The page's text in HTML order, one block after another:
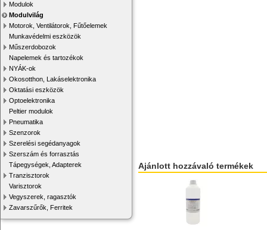
Modulok
Modulvilág
Motorok, Ventilátorok, Fűtőelemek
Munkavédelmi eszközök
Műszerdobozok
Napelemek és tartozékok
NYÁK-ok
Okosotthon, Lakáselektronika
Oktatási eszközök
Optoelektronika
Peltier modulok
Pneumatika
Szenzorok
Szerelési segédanyagok
Szerszám és forrasztás
Tápegységek, Adapterek
Tranzisztorok
Varisztorok
Vegyszerek, ragasztók
Zavarszűrők, Ferritek
Ajánlott hozzávaló termékek